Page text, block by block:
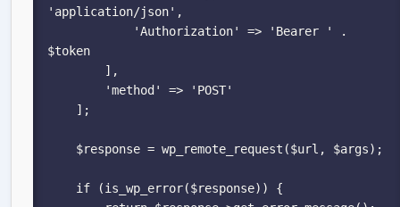
'application/json',
$token